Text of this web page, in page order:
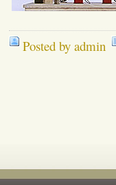
Posted by admin